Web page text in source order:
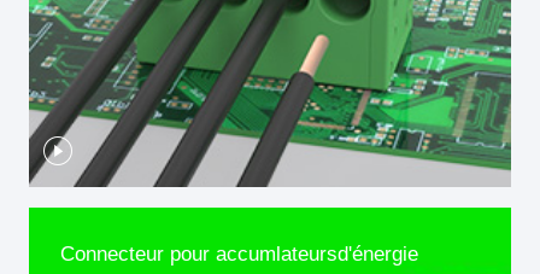
Connecteur pour accumlateursd'énergie